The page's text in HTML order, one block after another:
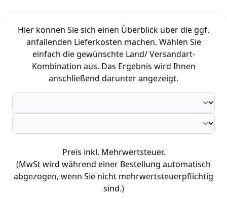
Hier können Sie sich einen Überblick über die ggf.
anfallenden Lieferkosten machen. Wählen Sie
einfach die gewünschte Land/ Versandart-
Kombination aus. Das Ergebnis wird Ihnen
anschließend darunter angezeigt.
Preis inkl. Mehrwertsteuer.
(MwSt wird während einer Bestellung automatisch
abgezogen, wenn Sie nicht mehrwertsteuerpflichtig
sind.)